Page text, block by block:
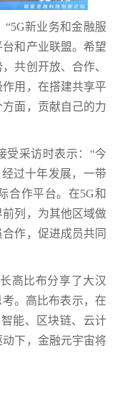
新业务和金融服
和产业联盟。希望
共创开放、合作、
用，在搭建共享平
面，贡献自己的力
受采访时表示：“今
过十年发展，一带
合作平台。在5G和
列，为其他区域做
作，促进成员共同
高比布分享了大汉
。高比布表示，在
能、区块链、云计
下，金融元宇宙将